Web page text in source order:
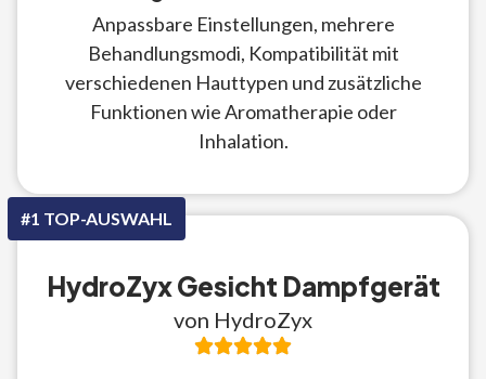
Anpassbare Einstellungen, mehrere
Behandlungsmodi, Kompatibilität mit
verschiedenen Hauttypen und zusätzliche
Funktionen wie Aromatherapie oder
Inhalation.
#1 TOP-AUSWAHL
HydroZyx Gesicht Dampfgerät
von HydroZyx